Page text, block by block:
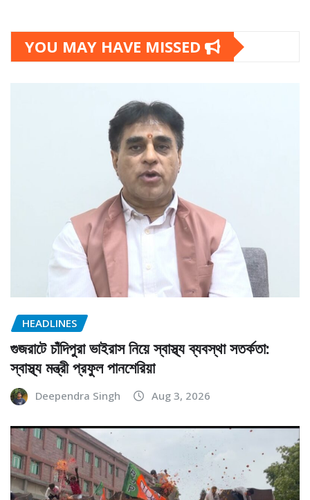
YOU MAY HAVE MISSED
HEADLINES
গুজরাটে চাঁদিপুরা ভাইরাস নিয়ে স্বাস্থ্য ব্যবস্থা সতর্কতা:
স্বাস্থ্য মন্ত্রী প্রফুল পানশেরিয়া
Deependra Singh Aug 3, 2026